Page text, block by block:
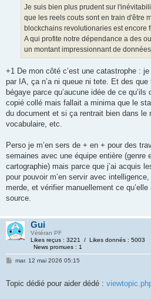
Je suis bien plus prudent sur
que les reels couts sont en train d'être
blockchains revolutionaries est encore
A qui profite notre dépendance a des
un montant impressionnant de
+1 De mon côté c’est une catastrophe :
par IA, ça n’a ni queue ni tete. Et des
bégaye parce qu’aucune idée de ce
copié collé mais fallait a minima que le
du document et si ça rentrait bien dans le
vocabulaire, etc.
Perso je m’en sers de + en + pour des
semaines avec une équipe entière (genre
cartographie) mais parce que j’ai acquis
pour pouvoir m’en servir avec
merde, et vérifier manuellement ce
source.
Gui
Vétéran PF
Likes reçus : 3221 / Likes donnés : 5003
News promues : 1
mar. 12 mai 2026 05:15
Topic dédié pour aider dédé :